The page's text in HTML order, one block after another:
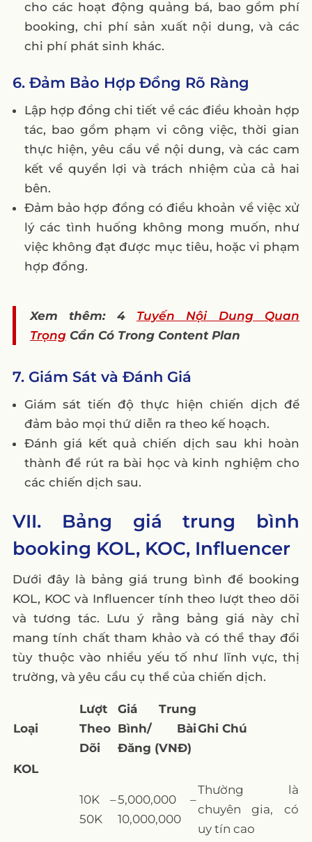
cho các hoạt động quảng bá, bao gồm phí
booking, chi phí sản xuất nội dung, và các
chi phí phát sinh khác.
6. Đảm Bảo Hợp Đồng Rõ Ràng
Lập hợp đồng chi tiết về các điều khoản hợp
tác, bao gồm phạm vi công việc, thời gian
thực hiện, yêu cầu về nội dung, và các cam
kết về quyền lợi và trách nhiệm của cả hai
bên.
Đảm bảo hợp đồng có điều khoản về việc xử
lý các tình huống không mong muốn, như
việc không đạt được mục tiêu, hoặc vi phạm
hợp đồng.
Xem thêm: 4 Tuyến Nội Dung Quan
TrọngCần Có Trong Content Plan
7. Giám Sát và Đánh Giá
Giám sát tiến độ thực hiện chiến dịch để
đảm bảo mọi thứ diễn ra theo kế hoạch.
Đánh giá kết quả chiến dịch sau khi hoàn
thành để rút ra bài học và kinh nghiệm cho
các chiến dịch sau.
VII. Bảng giá trung bình
booking KOL, KOC, Influencer
Dưới đây là bảng giá trung bình để booking
KOL, KOC và Influencer tính theo lượt theo dõi
và tương tác. Lưu ý rằng bảng giá này chỉ
mang tính chất tham khảo và có thể thay đổi
tùy thuộc vào nhiều yếu tố như lĩnh vực, thị
trường, và yêu cầu cụ thể của chiến dịch.
Loại
Lượt
Theo
Dõi
Giá Trung
Bình/ Bài
Đăng (VNĐ)
Ghi Chú
KOL
10K –
50K
5,000,000 –
10,000,000
Thường là
chuyên gia, có
uy tín cao